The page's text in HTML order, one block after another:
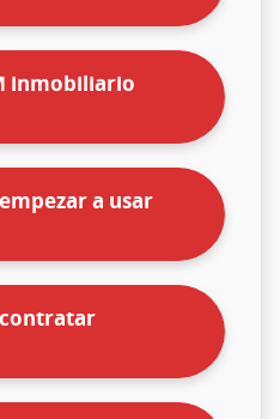
inmobiliario
a usar